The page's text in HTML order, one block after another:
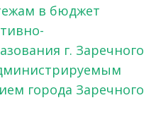
в бюджет
г. Заречного
города Заречного